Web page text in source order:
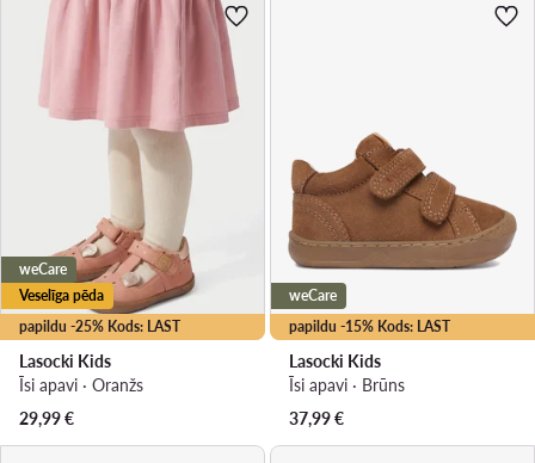
papildu -25% Kods: LAST
weCare
Veselīga pēda
Lasocki Kids
Īsi apavi · Oranžs
29,99€
papildu -15% Kods: LAST
weCare
Lasocki Kids
Īsi apavi · Brūns
37,99€